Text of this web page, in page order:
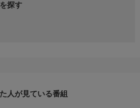
見。また海外の驚きの茶室も紹介。フ
庫内に作られた茶室は、天井が昔のレ
NYの馬車小屋として建てられた古い
探す
人が見ている番組